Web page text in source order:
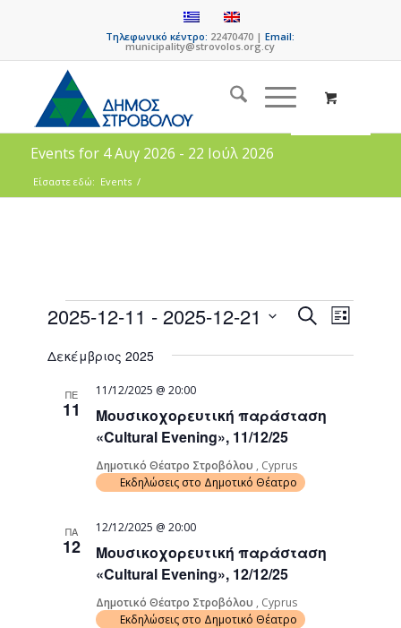
Τηλεφωνικό κέντρο: 22470470 |Email:
municipality@strovolos.org.cy
Events for 4 Αυγ 2026 - 22 Ιούλ 2026
Είσαστε εδώ: Events /
Events
SearchEvent
Views
List
2025-12-11 - 2025-12-21
date.
Δεκέμβριος 2025
ΠΕ
11
Μουσικοχορευτική παράσταση
«Cultural Evening», 11/12/25
11/12/2025 @ 20:00
Δημοτικό Θέατρο Στροβόλου , Cyprus
Εκδηλώσεις στο Δημοτικό Θέατρο
ΠΑ
12
Μουσικοχορευτική παράσταση
«Cultural Evening», 12/12/25
12/12/2025 @ 20:00
Δημοτικό Θέατρο Στροβόλου , Cyprus
Εκδηλώσεις στο Δημοτικό Θέατρο